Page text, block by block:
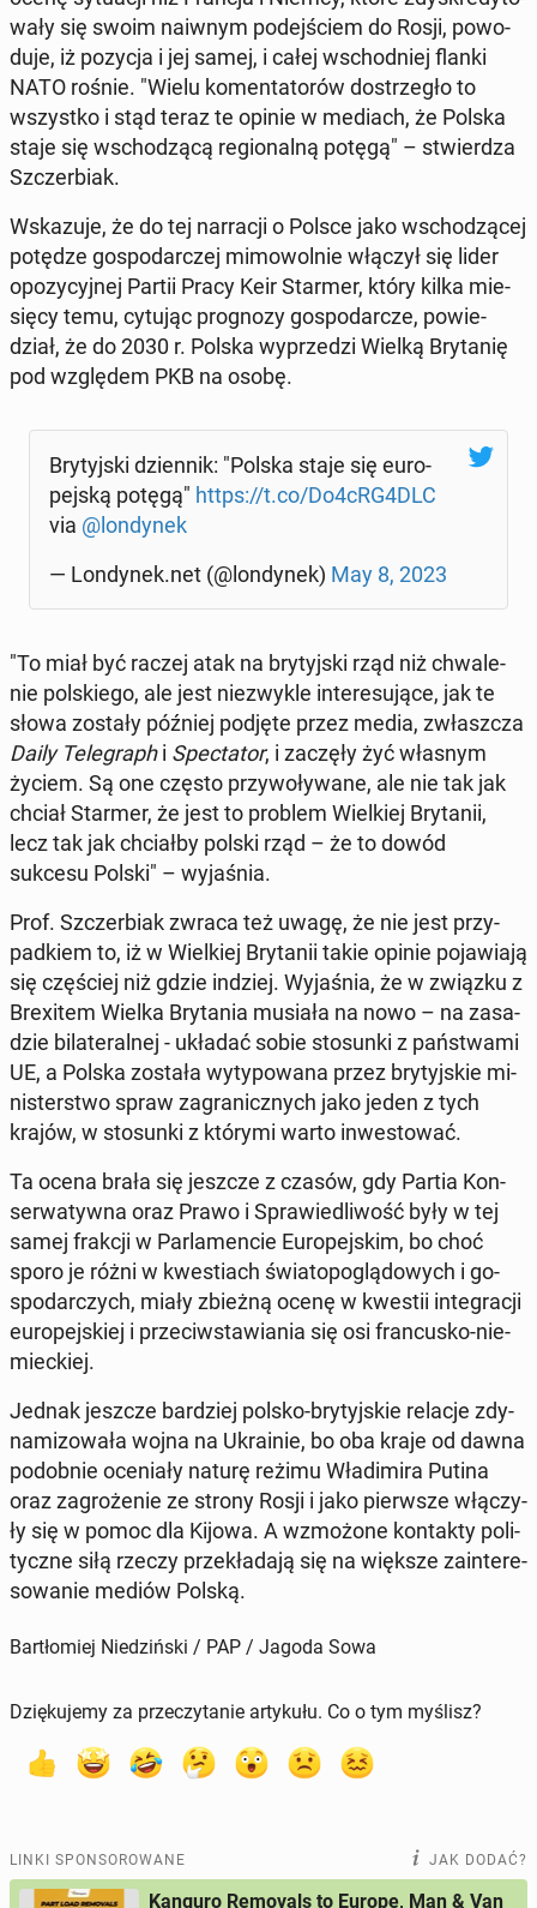
wa­ły się swoim naiwnym po­dej­ściem do Rosji, po­wo­
du­je, iż pozycja i jej samej, i całej wschod­niej flanki
NATO rośnie. "Wielu ko­men­ta­to­rów do­strze­gło to
wszyst­ko i stąd teraz te opinie w mediach, że Polska
staje się wscho­dzą­cą re­gio­nal­ną potęgą" – stwier­dza
Szczer­biak.
Wska­zu­je, że do tej nar­ra­cji o Polsce jako wscho­dzą­cej
potędze go­spo­dar­czej mi­mo­wol­nie włączył się lider
opo­zy­cyj­nej Partii Pracy Keir Starmer, który kilka mie­
się­cy temu, cytując pro­gno­zy go­spo­dar­cze, po­wie­
dział, że do 2030 r. Polska wy­prze­dzi Wielką Bry­ta­nię
pod wzglę­dem PKB na osobę.
Bry­tyj­ski dzien­nik: "Polska staje się eu­ro­
pej­ską potęgą" https://t.co/Do4cRG4DLC
via @lon­dy­nek
— Lon­dy­nek.net (@lon­dy­nek) May 8, 2023
"To miał być raczej atak na bry­tyj­ski rząd niż chwa­le­
nie pol­skie­go, ale jest nie­zwy­kle in­te­re­su­ją­ce, jak te
słowa zostały później podjęte przez media, zwłasz­cza
Daily Te­le­graphi Spec­ta­tor, i zaczęły żyć własnym
życiem. Są one często przy­wo­ły­wa­ne, ale nie tak jak
chciał Starmer, że jest to problem Wiel­kiej Bry­ta­nii,
lecz tak jak chciał­by polski rząd – że to dowód
sukcesu Polski" – wy­ja­śnia.
Prof. Szczer­biak zwraca też uwagę, że nie jest przy­
pad­kiem to, iż w Wiel­kiej Bry­ta­nii takie opinie po­ja­wia­ją
się czę­ściej niż gdzie indziej. Wy­ja­śnia, że w związku z
Bre­xi­tem Wielka Bry­ta­nia musiała na nowo – na za­sa­
dzie bi­la­te­ral­nej - układać sobie sto­sun­ki z pań­stwa­mi
UE, a Polska została wy­ty­po­wa­na przez bry­tyj­skie mi­
ni­ster­stwo spraw za­gra­nicz­nych jako jeden z tych
krajów, w sto­sun­ki z którymi warto in­we­sto­wać.
Ta ocena brała się jeszcze z czasów, gdy Partia Kon­
ser­wa­tyw­na oraz Prawo i Spra­wie­dli­wość były w tej
samej frakcji w Par­la­men­cie Eu­ro­pej­skim, bo choć
sporo je różni w kwe­stiach świa­to­po­glą­do­wych i go­
spo­dar­czych, miały zbieżną ocenę w kwestii in­te­gra­cji
eu­ro­pej­skiej i prze­ciw­sta­wia­nia się osi fran­cu­sko-nie­
miec­kiej.
Jednak jeszcze bar­dziej polsko-bry­tyj­skie relacje zdy­
na­mi­zo­wa­ła wojna na Ukra­inie, bo oba kraje od dawna
po­dob­nie oce­nia­ły naturę reżimu Wła­di­mi­ra Putina
oraz za­gro­że­nie ze strony Rosji i jako pierw­sze włą­czy­
ły się w pomoc dla Kijowa. A wzmo­żo­ne kon­tak­ty po­li­
tycz­ne siłą rzeczy prze­kła­da­ją się na większe za­in­te­re­
so­wa­nie mediów Polską.
Bartłomiej Niedziński / PAP / Jagoda Sowa
Dziękujemy za przeczytanie artykułu. Co o tym myślisz?
LINKI SPONSOROWANE JAK DODAĆ?
Kanguro Removals to Europe, Man & Van